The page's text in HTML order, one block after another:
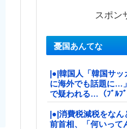
スポン
憂国あんてな
|●|韓国人「韓国サ
に海外でも話題に…
で疑われる…（ﾌﾞﾙﾌ
|●|消費税減税をな
前首相、「何いって